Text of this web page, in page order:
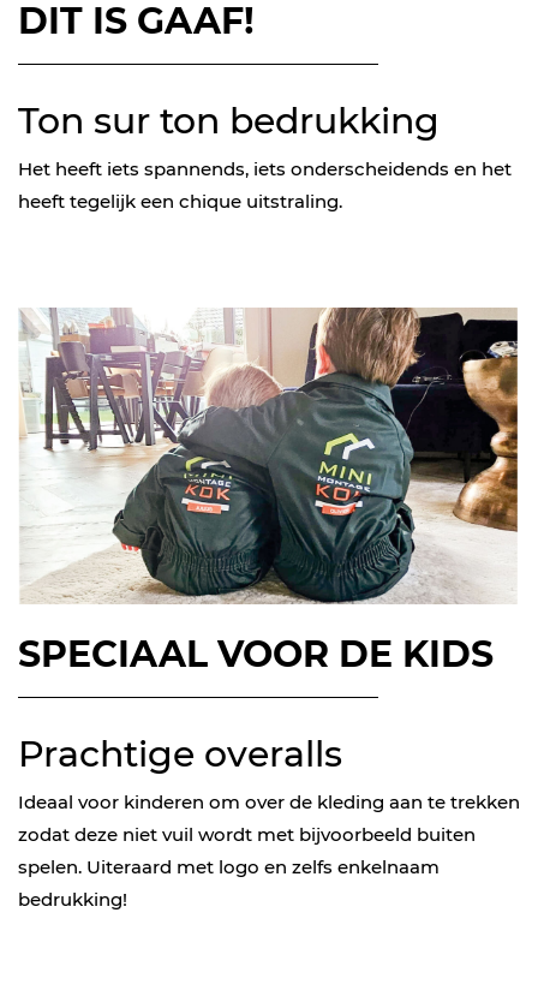
DIT IS GAAF!
Ton sur ton bedrukking
Het heeft iets spannends, iets onderscheidends en het
heeft tegelijk een chique uitstraling.
SPECIAAL VOOR DE KIDS
Prachtige overalls
Ideaal voor kinderen om over de kleding aan te trekken
zodat deze niet vuil wordt met bijvoorbeeld buiten
spelen. Uiteraard met logo en zelfs enkelnaam
bedrukking!